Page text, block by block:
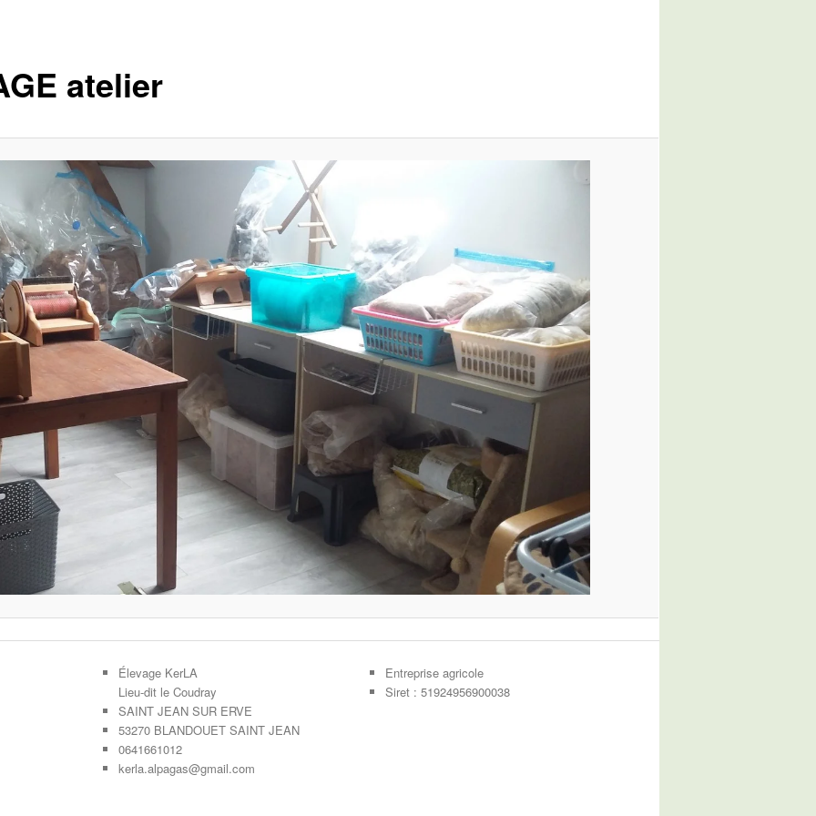
atelier
Élevage KerLA
Lieu-dit le Coudray
SAINT JEAN SUR ERVE
53270 BLANDOUET SAINT JEAN
0641661012
kerla.alpagas@gmail.com
Entreprise agricole
Siret : 51924956900038